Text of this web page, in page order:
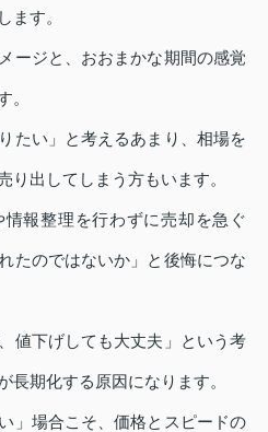
ます。
ージと、おおまかな期間の感覚
。
たい」と考えるあまり、相場を
り出してしまう方もいます。
報整理を行わずに売却を急ぐ
たのではないか」と後悔につな
値下げしても大丈夫」という考
長期化する原因になります。
」場合こそ、価格とスピードの